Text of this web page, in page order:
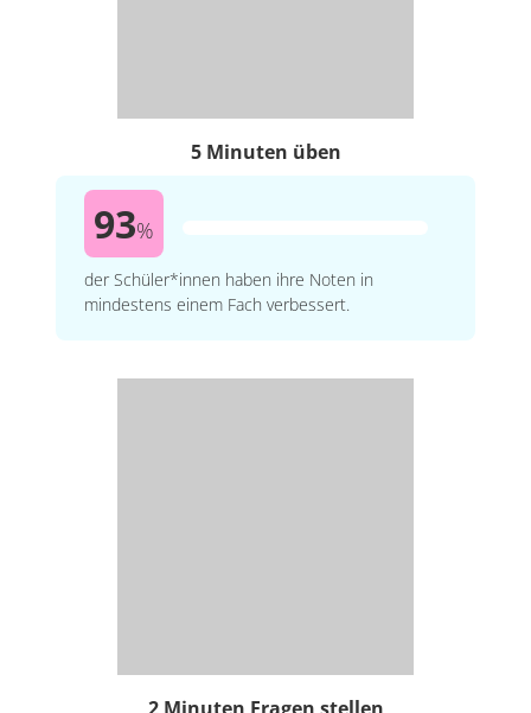
5 Minuten üben
93%
der Schüler*innen haben ihre Noten in
mindestens einem Fach verbessert.